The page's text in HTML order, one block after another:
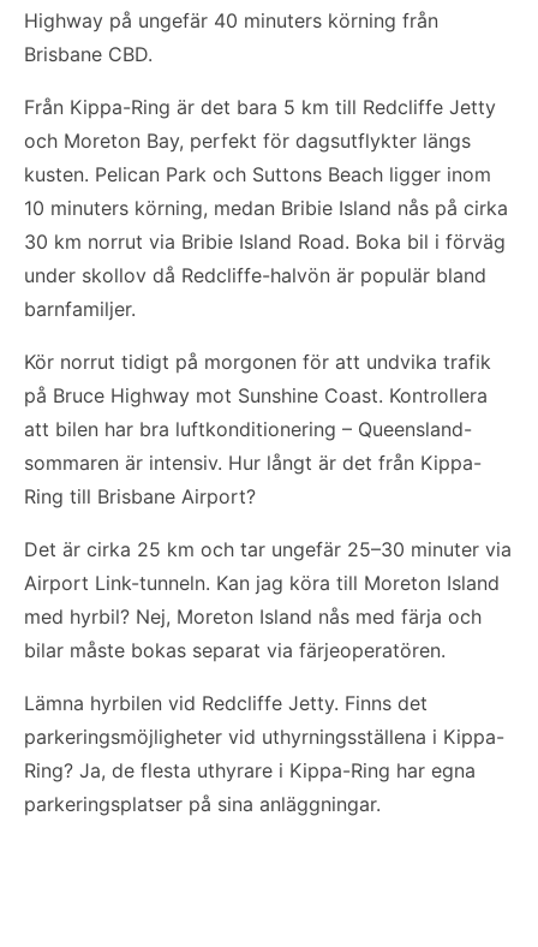
Highway på ungefär 40 minuters körning från
Brisbane CBD.
Från Kippa-Ring är det bara 5 km till Redcliffe Jetty
och Moreton Bay, perfekt för dagsutflykter längs
kusten. Pelican Park och Suttons Beach ligger inom
10 minuters körning, medan Bribie Island nås på cirka
30 km norrut via Bribie Island Road. Boka bil i förväg
under skollov då Redcliffe-halvön är populär bland
barnfamiljer.
Kör norrut tidigt på morgonen för att undvika trafik
på Bruce Highway mot Sunshine Coast. Kontrollera
att bilen har bra luftkonditionering – Queensland-
sommaren är intensiv. Hur långt är det från Kippa-
Ring till Brisbane Airport?
Det är cirka 25 km och tar ungefär 25–30 minuter via
Airport Link-tunneln. Kan jag köra till Moreton Island
med hyrbil? Nej, Moreton Island nås med färja och
bilar måste bokas separat via färjeoperatören.
Lämna hyrbilen vid Redcliffe Jetty. Finns det
parkeringsmöjligheter vid uthyrningsställena i Kippa-
Ring? Ja, de flesta uthyrare i Kippa-Ring har egna
parkeringsplatser på sina anläggningar.